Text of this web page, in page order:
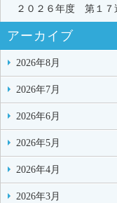
２０２６年度 第１
アーカイブ
2026年8月
2026年7月
2026年6月
2026年5月
2026年4月
2026年3月